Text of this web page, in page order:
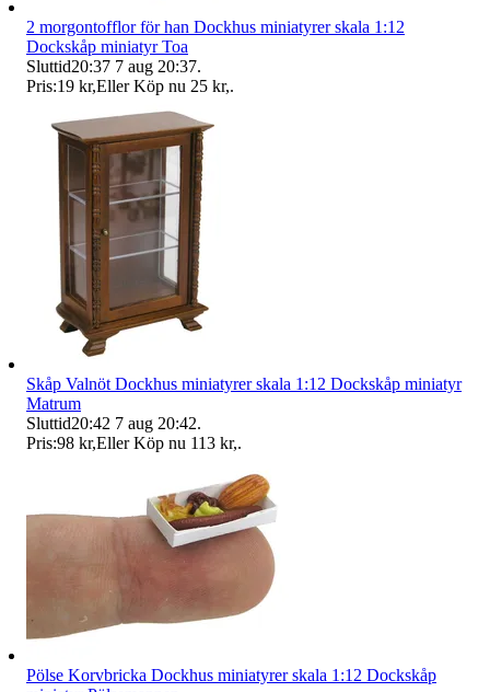
2 morgontofflor för han Dockhus miniatyrer skala 1:12
Dockskåp miniatyr Toa
Sluttid20:37 7 aug 20:37.
Pris:19 kr,Eller Köp nu 25 kr,.
Skåp Valnöt Dockhus miniatyrer skala 1:12 Dockskåp miniatyr
Matrum
Sluttid20:42 7 aug 20:42.
Pris:98 kr,Eller Köp nu 113 kr,.
Pölse Korvbricka Dockhus miniatyrer skala 1:12 Dockskåp